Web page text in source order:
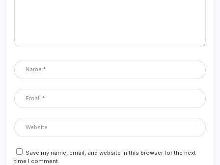
Save my name, email, and website in this browser for the next
time I comment.